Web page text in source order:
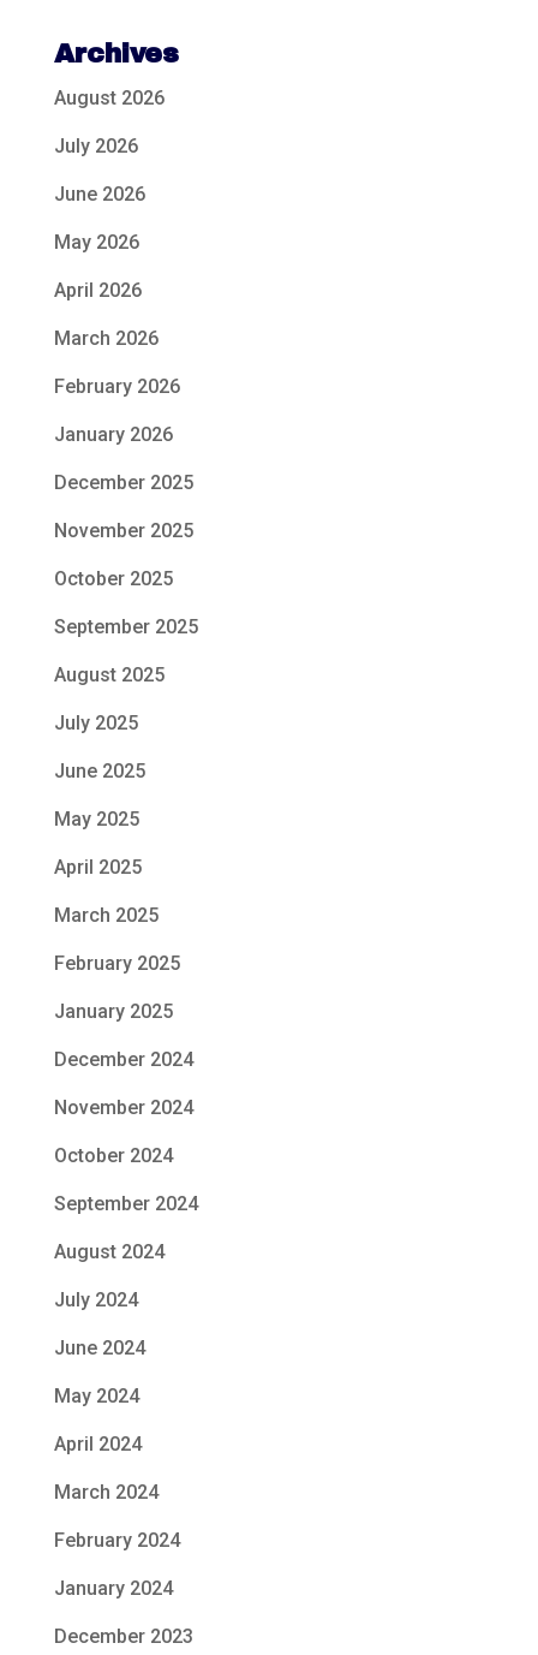
Archives
August 2026
July 2026
June 2026
May 2026
April 2026
March 2026
February 2026
January 2026
December 2025
November 2025
October 2025
September 2025
August 2025
July 2025
June 2025
May 2025
April 2025
March 2025
February 2025
January 2025
December 2024
November 2024
October 2024
September 2024
August 2024
July 2024
June 2024
May 2024
April 2024
March 2024
February 2024
January 2024
December 2023